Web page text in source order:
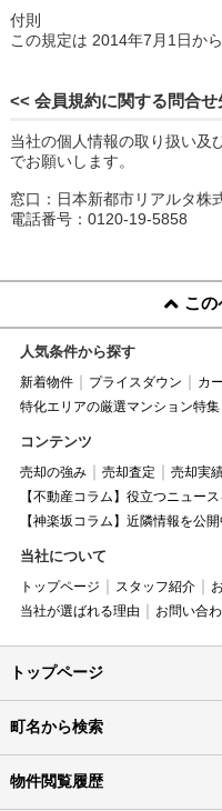
付則
この規定は 2014年7月1日から
<< 会員規約に関する問合せ
当社の個人情報の取り扱い及
でお願いします。
窓口：日本新都市リアルタ株
電話番号：0120-19-5858
この
人気条件から探す
新着物件 プライスダウン
カ
特化エリアの厳選マンション特集
コンテンツ
売却の強み 売却査定 売却実
【不動産コラム】役立つニュー
【神楽坂コラム】近隣情報を公開
当社について
トップページ スタッフ紹介
当社が選ばれる理由
お問い合
トップページ
町名から検索
物件閲覧履歴